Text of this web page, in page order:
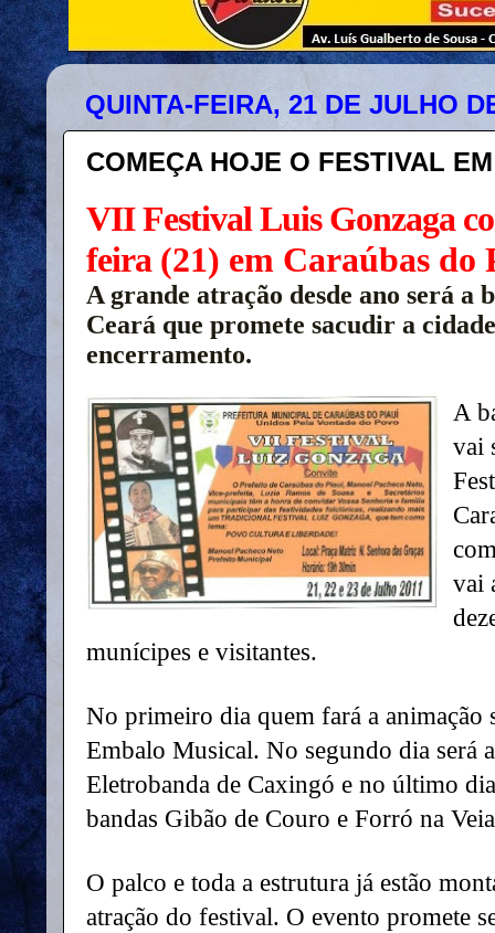
QUINTA-FEIRA, 21 DE JULHO
COMEÇA HOJE O FESTIVAL
VII Festival Luis Gonzaga
feira(21) em Caraúbas do
A grande atração desde ano será a
Ceará que promete sacudir a
encerramento.
A
vai
vai
munícipes e visitantes.
No primeiro dia quem fará a animação
Embalo Musical. No segundo dia será
Eletrobanda de Caxingó e no último
bandas Gibão de Couro e Forró na
O palco e toda a estrutura já estão
atração do festival. O evento promete